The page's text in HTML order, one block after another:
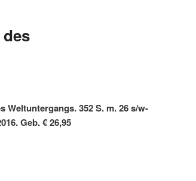
Weltuntergangs.352 S. m. 26 s/w-
Geb. € 26,95